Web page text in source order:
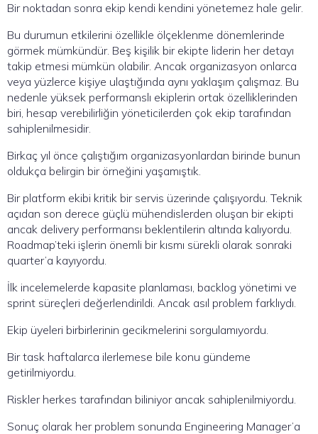
Bir noktadan sonra ekip kendi kendini yönetemez hale gelir.
Bu durumun etkilerini özellikle ölçeklenme dönemlerinde
görmek mümkündür. Beş kişilik bir ekipte liderin her detayı
takip etmesi mümkün olabilir. Ancak organizasyon onlarca
veya yüzlerce kişiye ulaştığında aynı yaklaşım çalışmaz. Bu
nedenle yüksek performanslı ekiplerin ortak özelliklerinden
biri, hesap verebilirliğin yöneticilerden çok ekip tarafından
sahiplenilmesidir.
Birkaç yıl önce çalıştığım organizasyonlardan birinde bunun
oldukça belirgin bir örneğini yaşamıştık.
Bir platform ekibi kritik bir servis üzerinde çalışıyordu. Teknik
açıdan son derece güçlü mühendislerden oluşan bir ekipti
ancak delivery performansı beklentilerin altında kalıyordu.
Roadmap’teki işlerin önemli bir kısmı sürekli olarak sonraki
quarter’a kayıyordu.
İlk incelemelerde kapasite planlaması, backlog yönetimi ve
sprint süreçleri değerlendirildi. Ancak asıl problem farklıydı.
Ekip üyeleri birbirlerinin gecikmelerini sorgulamıyordu.
Bir task haftalarca ilerlemese bile konu gündeme
getirilmiyordu.
Riskler herkes tarafından biliniyor ancak sahiplenilmiyordu.
Sonuç olarak her problem sonunda Engineering Manager’a